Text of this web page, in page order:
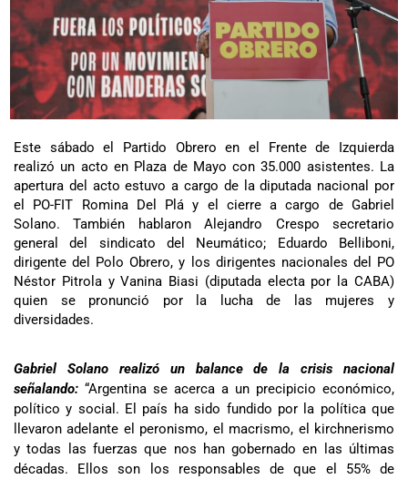
Este sábado el Partido Obrero en el Frente de Izquierda
realizó un acto en Plaza de Mayo con 35.000 asistentes. La
apertura del acto estuvo a cargo de la diputada nacional por
el PO-FIT Romina Del Plá y el cierre a cargo de Gabriel
Solano. También hablaron Alejandro Crespo secretario
general del sindicato del Neumático; Eduardo Belliboni,
dirigente del Polo Obrero, y los dirigentes nacionales del PO
Néstor Pitrola y Vanina Biasi (diputada electa por la CABA)
quien se pronunció por la lucha de las mujeres y
diversidades.
Gabriel Solano realizó un balance de la crisis nacional
señalando: “Argentina se acerca a un precipicio económico,
político y social. El país ha sido fundido por la política que
llevaron adelante el peronismo, el macrismo, el kirchnerismo
y todas las fuerzas que nos han gobernado en las últimas
décadas. Ellos son los responsables de que el 55% de